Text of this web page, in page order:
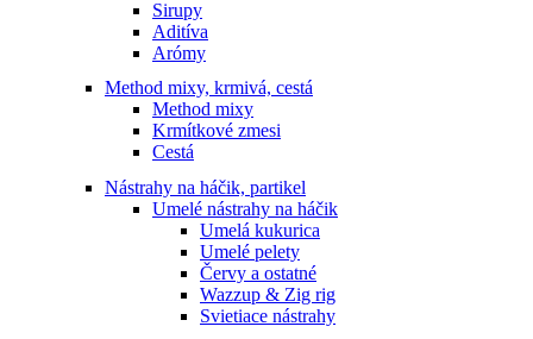
Sirupy
Aditíva
Arómy
Method mixy, krmivá, cestá
Method mixy
Krmítkové zmesi
Cestá
Nástrahy na háčik, partikel
Umelé nástrahy na háčik
Umelá kukurica
Umelé pelety
Červy a ostatné
Wazzup & Zig rig
Svietiace nástrahy